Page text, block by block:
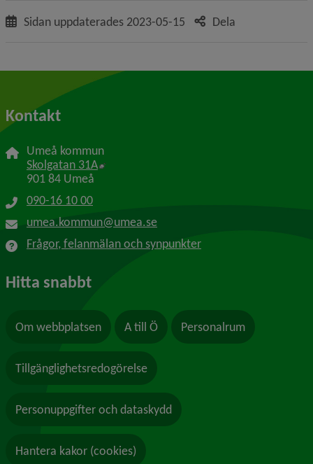
Sidan uppdaterades 2023-05-15 Dela
Kontakt
Umeå kommun
Skolgatan 31A Länk till annan webbplats, öppnas i nytt
901 84 Umeå
090-16 10 00
umea.kommun@umea.se
Frågor, felanmälan och synpunkter
Hitta snabbt
Om webbplatsen A till Ö Personalrum
Tillgänglighetsredogörelse
Personuppgifter och dataskydd
Hantera kakor (cookies)